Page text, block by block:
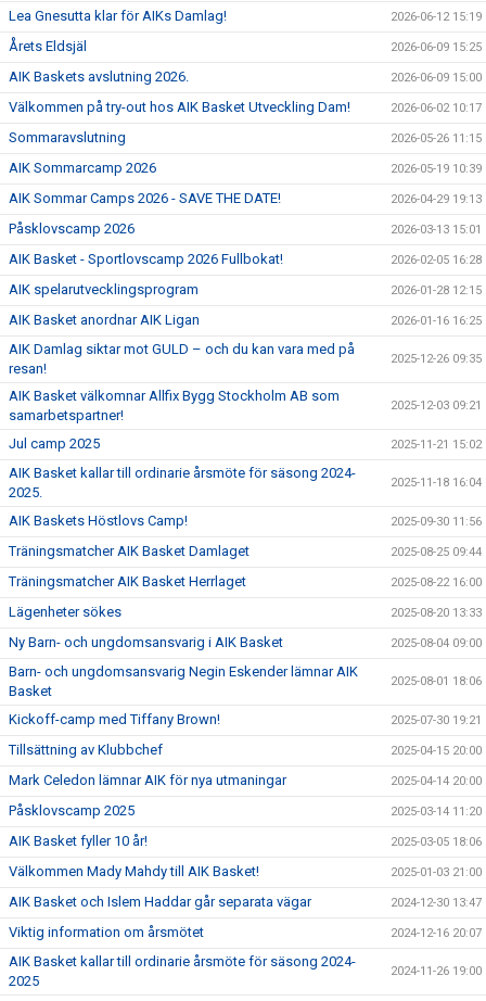
Lea Gnesutta klar för AIKs Damlag! 2026-06-12 15:19
Årets Eldsjäl 2026-06-09 15:25
AIK Baskets avslutning 2026. 2026-06-09 15:00
Välkommen på try-out hos AIK Basket Utveckling Dam! 2026-06-02 10:17
Sommaravslutning 2026-05-26 11:15
AIK Sommarcamp 2026 2026-05-19 10:39
AIK Sommar Camps 2026 - SAVE THE DATE! 2026-04-29 19:13
Påsklovscamp 2026 2026-03-13 15:01
AIK Basket - Sportlovscamp 2026 Fullbokat! 2026-02-05 16:28
AIK spelarutvecklingsprogram 2026-01-28 12:15
AIK Basket anordnar AIK Ligan 2026-01-16 16:25
AIK Damlag siktar mot GULD – och du kan vara med på
resan!
2025-12-26 09:35
AIK Basket välkomnar Allfix Bygg Stockholm AB som
samarbetspartner!
2025-12-03 09:21
Jul camp 2025 2025-11-21 15:02
AIK Basket kallar till ordinarie årsmöte för säsong 2024-
2025.
2025-11-18 16:04
AIK Baskets Höstlovs Camp! 2025-09-30 11:56
Träningsmatcher AIK Basket Damlaget 2025-08-25 09:44
Träningsmatcher AIK Basket Herrlaget 2025-08-22 16:00
Lägenheter sökes 2025-08-20 13:33
Ny Barn- och ungdomsansvarig i AIK Basket 2025-08-04 09:00
Barn- och ungdomsansvarig Negin Eskender lämnar AIK
Basket
2025-08-01 18:06
Kickoff-camp med Tiffany Brown! 2025-07-30 19:21
Tillsättning av Klubbchef 2025-04-15 20:00
Mark Celedon lämnar AIK för nya utmaningar 2025-04-14 20:00
Påsklovscamp 2025 2025-03-14 11:20
AIK Basket fyller 10 år! 2025-03-05 18:06
Välkommen Mady Mahdy till AIK Basket! 2025-01-03 21:00
AIK Basket och Islem Haddar går separata vägar 2024-12-30 13:47
Viktig information om årsmötet 2024-12-16 20:07
AIK Basket kallar till ordinarie årsmöte för säsong 2024-
2025
2024-11-26 19:00